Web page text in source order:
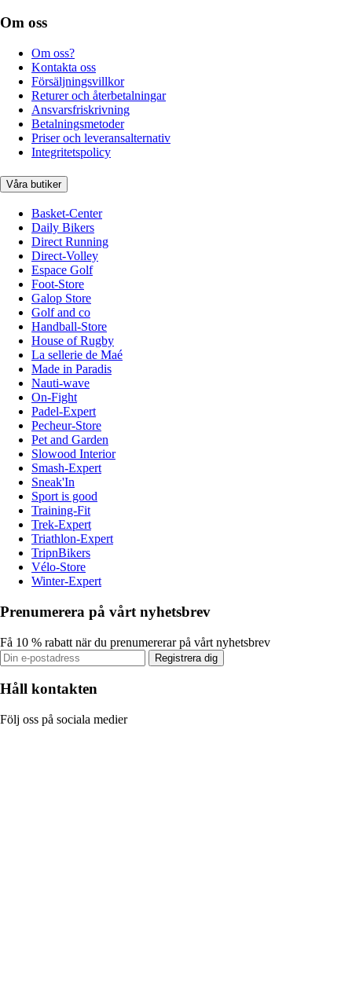
Om oss
Om oss?
Kontakta oss
Försäljningsvillkor
Returer och återbetalningar
Ansvarsfriskrivning
Betalningsmetoder
Priser och leveransalternativ
Integritetspolicy
Våra butiker
Basket-Center
Daily Bikers
Direct Running
Direct-Volley
Espace Golf
Foot-Store
Galop Store
Golf and co
Handball-Store
House of Rugby
La sellerie de Maé
Made in Paradis
Nauti-wave
On-Fight
Padel-Expert
Pecheur-Store
Pet and Garden
Slowood Interior
Smash-Expert
Sneak'In
Sport is good
Training-Fit
Trek-Expert
Triathlon-Expert
TripnBikers
Vélo-Store
Winter-Expert
Prenumerera på vårt nyhetsbrev
Få 10 % rabatt när du prenumererar på vårt nyhetsbrev
Registrera dig
Håll kontakten
Följ oss på sociala medier